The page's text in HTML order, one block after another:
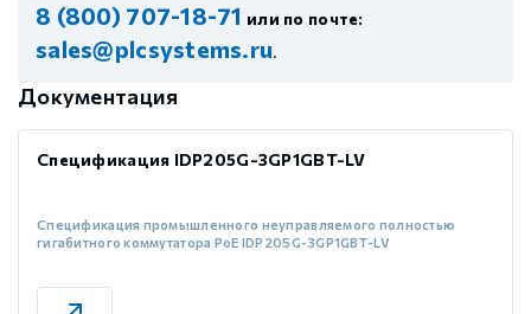
8 (800) 707-18-71 или по почте:
sales@plcsystems.ru.
Документация
Спецификация IDP205G-3GP1GBT-LV
Спецификация промышленного неуправляемого полностью
гигабитного коммутатора PoE IDP205G-3GP1GBT-LV